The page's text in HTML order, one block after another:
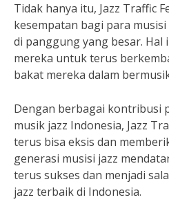
Tidak hanya itu, Jazz Traffic
kesempatan bagi para
di panggung yang besar. Hal
mereka untuk terus
bakat mereka dalam
Dengan berbagai kontribusi
musik jazz Indonesia, Jazz
terus bisa eksis dan
generasi musisi jazz
terus sukses dan menjadi
jazz terbaik di Indonesia.